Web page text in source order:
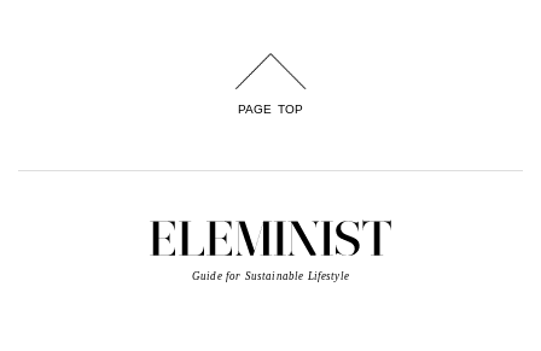
PAGE TOP
Guide for Sustainable Lifestyle